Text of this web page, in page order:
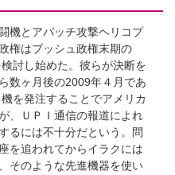
機とアパッチ攻撃ヘリコプ
権はブッシュ政権末期の
討し始めた。彼らが決断を
数ヶ月後の2009年４月であ
を発注することでアメリカ
、ＵＰＩ通信の報道によれ
るには不十分だという。問
を追われてからイラクには
そのような先進機器を使い